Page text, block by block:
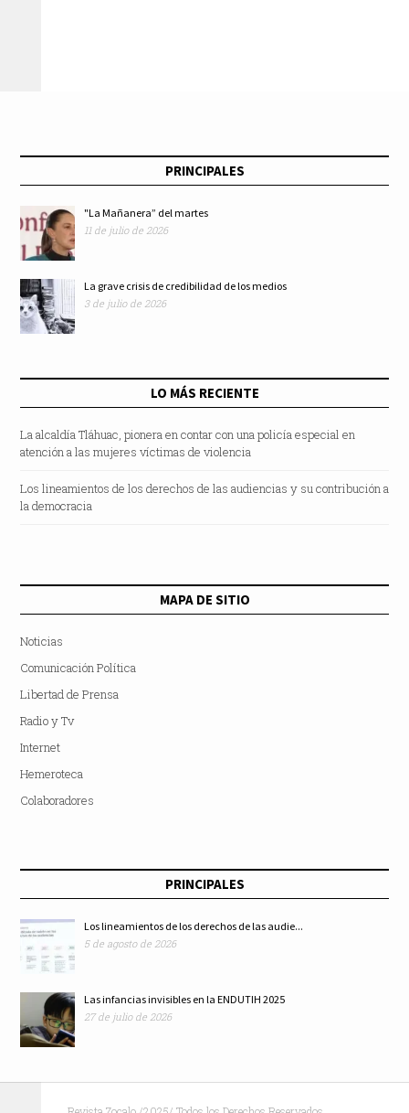
PRINCIPALES
"La Mañanera” del martes
11 de julio de 2026
La grave crisis de credibilidad de los medios
3 de julio de 2026
LO MÁS RECIENTE
La alcaldía Tláhuac, pionera en contar con una policía especial en
atención a las mujeres víctimas de violencia
Los lineamientos de los derechos de las audiencias y su contribución a
la democracia
MAPA DE SITIO
Noticias
Comunicación Política
Libertad de Prensa
Radio y Tv
Internet
Hemeroteca
Colaboradores
PRINCIPALES
Los lineamientos de los derechos de las audie...
5 de agosto de 2026
Las infancias invisibles en la ENDUTIH 2025
27 de julio de 2026